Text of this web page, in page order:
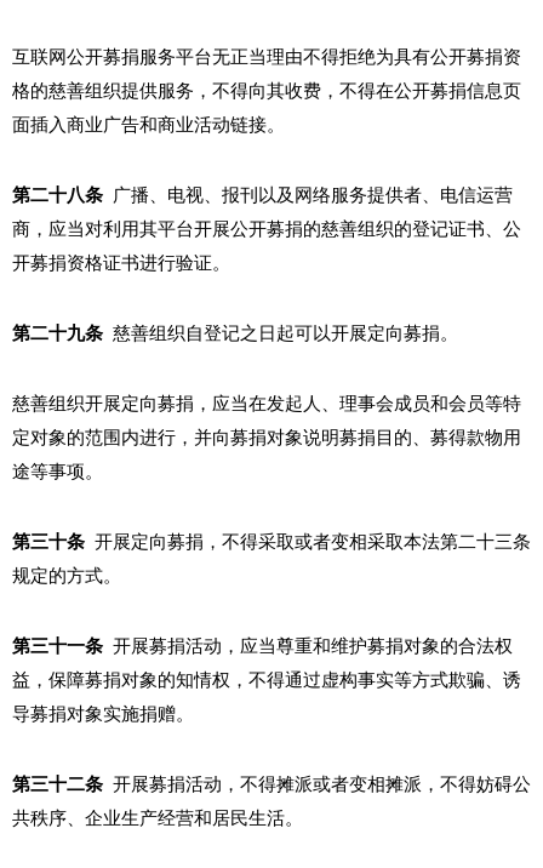
互联网公开募捐服务平台无正当理由不得拒绝为具有公开募捐资
格的慈善组织提供服务，不得向其收费，不得在公开募捐信息页
面插入商业广告和商业活动链接。
第二十八条 广播、电视、报刊以及网络服务提供者、电信运营
商，应当对利用其平台开展公开募捐的慈善组织的登记证书、公
开募捐资格证书进行验证。
第二十九条 慈善组织自登记之日起可以开展定向募捐。
慈善组织开展定向募捐，应当在发起人、理事会成员和会员等特
定对象的范围内进行，并向募捐对象说明募捐目的、募得款物用
途等事项。
第三十条 开展定向募捐，不得采取或者变相采取本法第二十三条
规定的方式。
第三十一条 开展募捐活动，应当尊重和维护募捐对象的合法权
益，保障募捐对象的知情权，不得通过虚构事实等方式欺骗、诱
导募捐对象实施捐赠。
第三十二条 开展募捐活动，不得摊派或者变相摊派，不得妨碍公
共秩序、企业生产经营和居民生活。